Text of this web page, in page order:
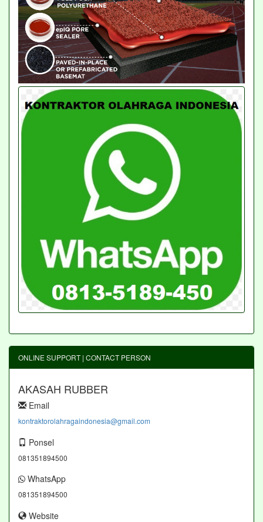
ONLINE SUPPORT | CONTACT PERSON
AKASAH RUBBER
Email
kontraktorolahragaindonesia@gmail.com
Ponsel
081351894500
WhatsApp
081351894500
Website